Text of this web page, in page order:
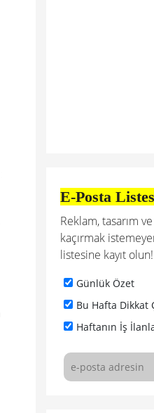
E-Posta
Reklam, tasarım
kaçırmak
listesine kayıt olun!
Günlük Özet
Bu Hafta Dikkat
Haftanın İş